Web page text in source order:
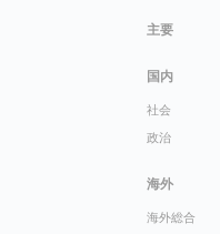
主要
国内
社会
政治
海外
海外総合